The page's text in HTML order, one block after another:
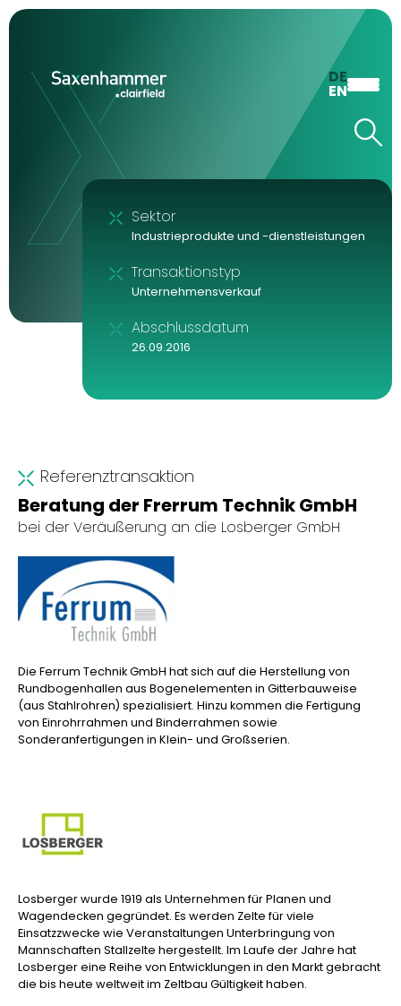
DE
EN
Referenztransaktion
Beratung der Frerrum Technik GmbH
bei der Veräußerung an die Losberger GmbH
Die Ferrum Technik GmbH hat sich auf die Herstellung von
Rundbogenhallen aus Bogenelementen in Gitterbauweise
(aus Stahlrohren) spezialisiert. Hinzu kommen die Fertigung
von Einrohrrahmen und Binderrahmen sowie
Sonderanfertigungen in Klein- und Großserien.
Losberger wurde 1919 als Unternehmen für Planen und
Wagendecken gegründet. Es werden Zelte für viele
Einsatzzwecke wie Veranstaltungen Unterbringung von
Mannschaften Stallzelte hergestellt. Im Laufe der Jahre hat
Losberger eine Reihe von Entwicklungen in den Markt gebracht
die bis heute weltweit im Zeltbau Gültigkeit haben.
Sektor
Industrieprodukte und -dienstleistungen
Transaktionstyp
Unternehmensverkauf
Abschlussdatum
26.09.2016